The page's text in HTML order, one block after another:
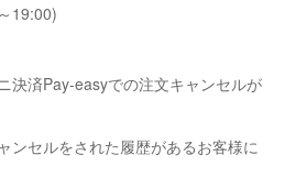
19:00)
決済Pay-easyでの注文キャンセルが
ンセルをされた履歴があるお客様に